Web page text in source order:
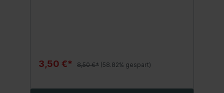
Sichtfenster
3,50 €* 8,50 €* (58.82% gespart)